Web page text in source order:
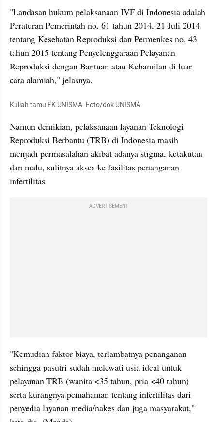
"Landasan hukum pelaksanaan IVF di Indonesia adalah
Peraturan Pemerintah no. 61 tahun 2014, 21 Juli 2014
tentang Kesehatan Reproduksi dan Permenkes no. 43
tahun 2015 tentang Penyelenggaraan Pelayanan
Reproduksi dengan Bantuan atau Kehamilan di luar
cara alamiah," jelasnya.
Kuliah tamu FK UNISMA. Foto/dok UNISMA
Namun demikian, pelaksanaan layanan Teknologi
Reproduksi Berbantu (TRB) di Indonesia masih
menjadi permasalahan akibat adanya stigma, ketakutan
dan malu, sulitnya akses ke fasilitas penanganan
infertilitas.
ADVERTISEMENT
"Kemudian faktor biaya, terlambatnya penanganan
sehingga pasutri sudah melewati usia ideal untuk
pelayanan TRB (wanita <35 tahun, pria <40 tahun)
serta kurangnya pemahaman tentang infertilitas dari
penyedia layanan media/nakes dan juga masyarakat,"